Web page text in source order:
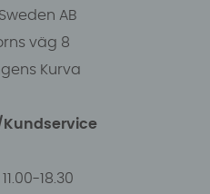
AB
väg 8
Kurva
18.30